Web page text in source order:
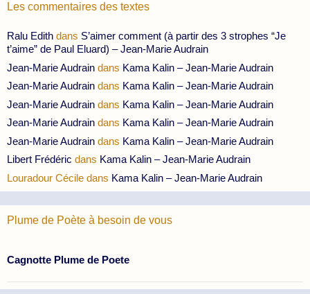
Les commentaires des textes
Ralu Edith dans S’aimer comment (à partir des 3 strophes “Je
t’aime” de Paul Eluard) – Jean-Marie Audrain
Jean-Marie Audrain dans Kama Kalin – Jean-Marie Audrain
Jean-Marie Audrain dans Kama Kalin – Jean-Marie Audrain
Jean-Marie Audrain dans Kama Kalin – Jean-Marie Audrain
Jean-Marie Audrain dans Kama Kalin – Jean-Marie Audrain
Jean-Marie Audrain dans Kama Kalin – Jean-Marie Audrain
Libert Frédéric dans Kama Kalin – Jean-Marie Audrain
Louradour Cécile dans Kama Kalin – Jean-Marie Audrain
Plume de Poète à besoin de vous
Cagnotte Plume de Poete